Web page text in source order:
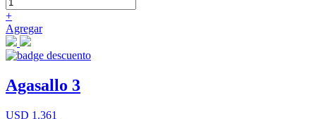
+
Agregar
Agasallo 3
USD 1.361